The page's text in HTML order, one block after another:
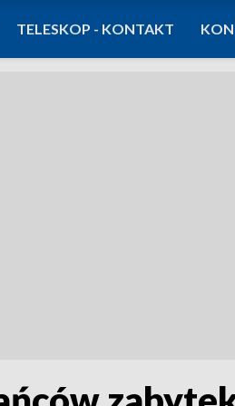
TELESKOP - KONTAKT